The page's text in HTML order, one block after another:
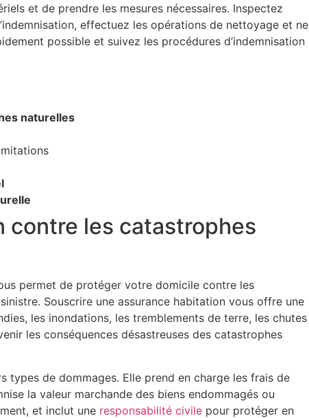
et de prendre les mesures nécessaires. Inspectez
effectuez les opérations de nettoyage et ne
possible et suivez les procédures d’indemnisation
naturelles
contre les catastrophes
permet de protéger votre domicile contre les
Souscrire une assurance habitation vous offre une
les inondations, les tremblements de terre, les chutes
les conséquences désastreuses des catastrophes
de dommages. Elle prend en charge les frais de
la valeur marchande des biens endommagés ou
et inclut une responsabilité civile pour protéger en